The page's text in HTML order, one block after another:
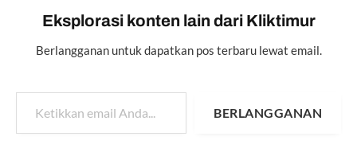
Eksplorasi konten lain dari Kliktimur
Berlangganan untuk dapatkan pos terbaru lewat email.
Ketikkan email Anda...
BERLANGGANAN